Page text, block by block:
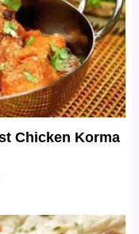
Chicken Korma